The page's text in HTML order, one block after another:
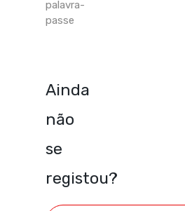
palavra-
passe
Ainda
não
se
registou?